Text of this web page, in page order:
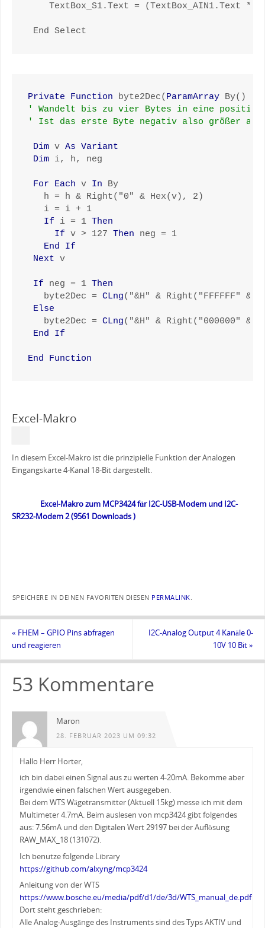
TextBox_S1.Text = (TextBox_AIN1.Text *
End Select
Private Function byte2Dec( ParamArray By()
' Wandelt bis zu vier Bytes in eine positive
' Ist das erste Byte negativ also größer
Dim v As Variant
Dim i, h, neg
For Each v In By
   h = h & Right("0" & Hex(v), 2)
   i = i + 1
If i = 1 Then
If v > 127 Then neg = 1
End If
Next v
If neg = 1 Then
   byte2Dec =
CLng("&H" & Right("FFFFFF" &
Else
   byte2Dec =
CLng("&H" & Right("000000" &
End If
End Function
Excel-Makro
In diesem Excel-Makro ist die prinzipielle Funktion der Analogen
Eingangskarte 4-Kanal 18-Bit dargestellt.
Excel-Makro zum MCP3424 für I2C-USB-Modem und I2C-
SR232-Modem 2 (9561 Downloads )
SPEICHERE IN DEINEN FAVORITEN DIESEN PERMALINK.
« FHEM – GPIO Pins abfragen
und reagieren
I2C-Analog Output 4 Kanäle 0-
10V 10 Bit»
53 Kommentare
Maron
28. FEBRUAR 2023 UM 09:32
Hallo Herr Horter,
ich bin dabei einen Signal aus zu werten 4-20mA. Bekomme aber
irgendwie einen falschen Wert ausgegeben.
Bei dem WTS Wägetransmitter (Aktuell 15kg) messe ich mit dem
Multimeter 4.7mA. Beim auslesen von mcp3424 gibt folgendes
aus: 7.56mA und den Digitalen Wert 29197 bei der Auflösung
RAW_MAX_18 (131072).
Ich benutze folgende Library
https://github.com/alxyng/mcp3424
Anleitung von der WTS
https://www.bosche.eu/media/pdf/d1/de/3d/WTS_manual_de.pdf
Dort steht geschrieben:
Alle Analog-Ausgänge des Instruments sind des Typs AKTIV und